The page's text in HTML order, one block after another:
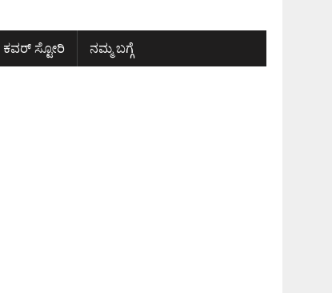
ಕವರ್ ಸ್ಟೋರಿ ನಮ್ಮ ಬಗ್ಗೆ